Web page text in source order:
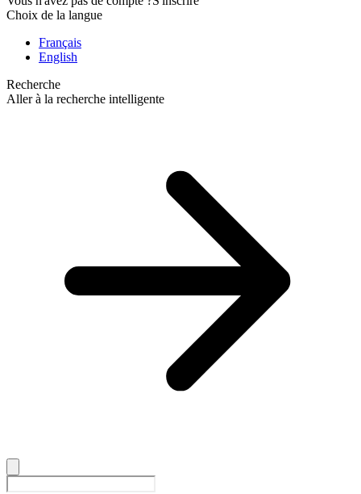
Choix de la langue
Français
English
Recherche
Aller à la recherche intelligente